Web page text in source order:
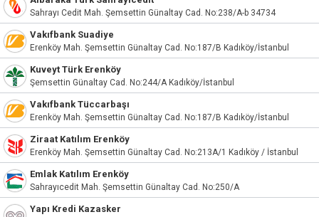
Sahrayı Cedit Mah. Şemsettin Günaltay Cad. No:238/A-b 34734
Vakıfbank Suadiye
Erenköy Mah. Şemsettin Günaltay Cad. No:187/B Kadıköy/İstanbul
Kuveyt Türk Erenköy
Şemsettin Günaltay Cad. No:244/A Kadıköy/İstanbul
Vakıfbank Tüccarbaşı
Erenköy Mah. Şemsettin Günaltay Cad. No:187/B Kadıköy/İstanbul
Ziraat Katılım Erenköy
Erenköy Mah. Şemsettin Günaltay Cad. No:213A/1 Kadıköy / İstanbul
Emlak Katılım Erenköy
Sahrayıcedit Mah. Şemsettin Günaltay Cad. No:250/A
Yapı Kredi Kazasker